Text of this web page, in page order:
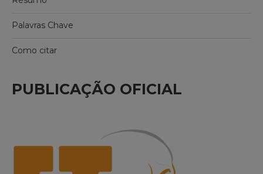
Palavras Chave
Como citar
PUBLICAÇÃO OFICIAL